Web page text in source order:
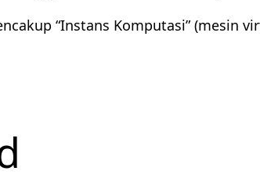
“Instans Komputasi” (mesin